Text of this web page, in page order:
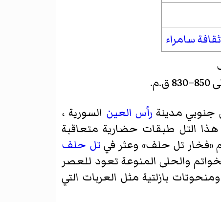
ثقافة سامراء
جنوبي مدينة رأس العين السورية ،
التل طبقات حضارية متعاقبة
«فخار تل حلف» وعثر في تل حلف
والحلى المنوعة تعود للعصر
بازلتية مثل العربات التي